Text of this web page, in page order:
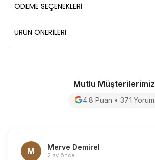
ÖDEME SEÇENEKLERI
ÜRÜN ÖNERILERI
Mutlu Müşterilerimiz
4.8 Puan • 371 Yorum
M Merve Demirel
2 ay önce